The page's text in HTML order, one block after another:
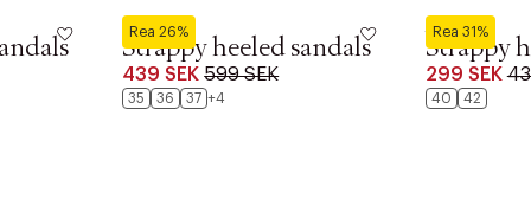
Rea 26%
MANGO
Strappy heeled sandals
439 SEK 599 SEK
35 36 37 +4
Rea 31%
MANGO
Strappy
299 SEK
40 42